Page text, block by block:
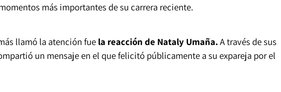
más importantes de su carrera reciente.
llamó la atención fue la reacción de Nataly Umaña.A través de sus
un mensaje en el que felicitó públicamente a su expareja por el